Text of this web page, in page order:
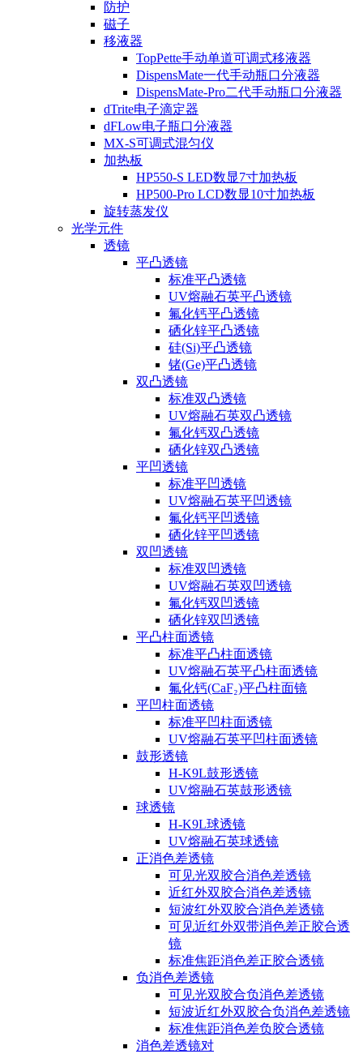
防护
磁子
移液器
TopPette手动单道可调式移液器
DispensMate一代手动瓶口分液器
DispensMate-Pro二代手动瓶口分液器
dTrite电子滴定器
dFLow电子瓶口分液器
MX-S可调式混匀仪
加热板
HP550-S LED数显7寸加热板
HP500-Pro LCD数显10寸加热板
旋转蒸发仪
光学元件
透镜
平凸透镜
标准平凸透镜
UV熔融石英平凸透镜
氟化钙平凸透镜
硒化锌平凸透镜
硅(Si)平凸透镜
锗(Ge)平凸透镜
双凸透镜
标准双凸透镜
UV熔融石英双凸透镜
氟化钙双凸透镜
硒化锌双凸透镜
平凹透镜
标准平凹透镜
UV熔融石英平凹透镜
氟化钙平凹透镜
硒化锌平凹透镜
双凹透镜
标准双凹透镜
UV熔融石英双凹透镜
氟化钙双凹透镜
硒化锌双凹透镜
平凸柱面透镜
标准平凸柱面透镜
UV熔融石英平凸柱面透镜
氟化钙(CaF₂)平凸柱面镜
平凹柱面透镜
标准平凹柱面透镜
UV熔融石英平凹柱面透镜
鼓形透镜
H-K9L鼓形透镜
UV熔融石英鼓形透镜
球透镜
H-K9L球透镜
UV熔融石英球透镜
正消色差透镜
可见光双胶合消色差透镜
近红外双胶合消色差透镜
短波红外双胶合消色差透镜
可见近红外双带消色差正胶合透
镜
标准焦距消色差正胶合透镜
负消色差透镜
可见光双胶合负消色差透镜
短波近红外双胶合负消色差透镜
标准焦距消色差负胶合透镜
消色差透镜对